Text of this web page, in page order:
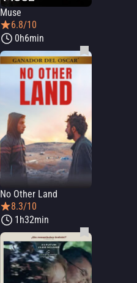
Muse
6.8/10
0h6min
No Other Land
8.3/10
1h32min